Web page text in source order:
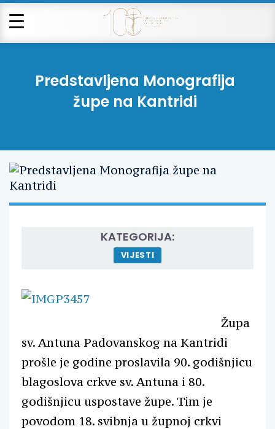
Predstavljena Monografija
župe na Kantridi
KATEGORIJA:
VIJESTI
Župa
sv. Antuna Padovanskog na Kantridi
prošle je godine proslavila 90. godišnjicu
blagoslova crkve sv. Antuna i 80.
godišnjicu uspostave župe. Tim je
povodom 18. svibnja u župnoj crkvi